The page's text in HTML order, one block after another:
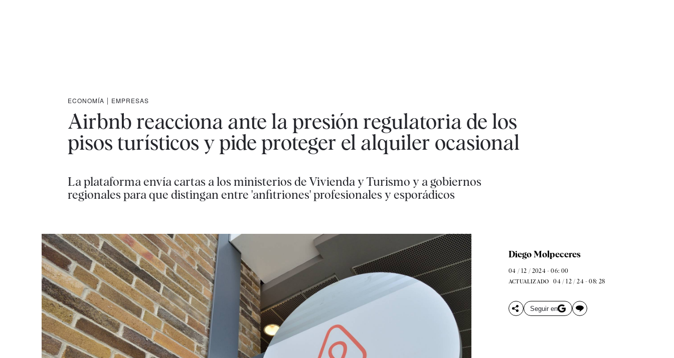
ECONOMÍA | EMPRESAS
Airbnb reacciona ante la presión regulatoria de los
pisos turísticos y pide proteger el alquiler ocasional
La plataforma envía cartas a los ministerios de Vivienda y Turismo y a gobiernos
regionales para que distingan entre 'anfitriones' profesionales y esporádicos
Diego Molpeceres
04 / 12 / 2024 - 06: 00
ACTUALIZADO 04 / 12 / 24 - 08: 28
Seguir en